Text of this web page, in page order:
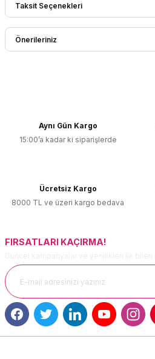
Bu ürüne ilk yorumu
Taksit Seçenekleri
Önerileriniz
Ürün resmi kalitesiz, bozuk veya
Ürün fiyatı diğer sitelerden daha
Bu ürüne benzer farklı alternatifler
Aynı Gün Kargo
15:00’a kadar ki siparişlerde
Ücretsiz Kargo
8000 TL ve üzeri kargo bedava
FIRSATLARI KAÇIRMA!